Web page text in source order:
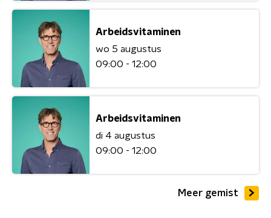
Arbeidsvitaminen
wo 5 augustus
09:00 - 12:00
Arbeidsvitaminen
di 4 augustus
09:00 - 12:00
Meer gemist